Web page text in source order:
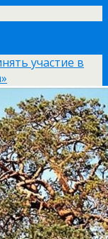
участие в